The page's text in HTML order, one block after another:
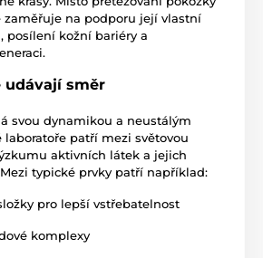
zaměřuje na podporu její vlastní
posílení kožní bariéry a
udávají směr
svou dynamikou a neustálým
laboratoře patří mezi světovou
aktivních látek a jejich
typické prvky patří například:
pro lepší vstřebatelnost
komplexy